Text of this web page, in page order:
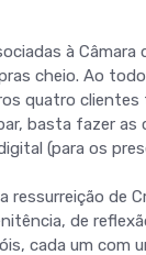
à Câmara
cheio. Ao
quatro clientes
basta fazer as
(para os
ressurreição de
de
cada um com